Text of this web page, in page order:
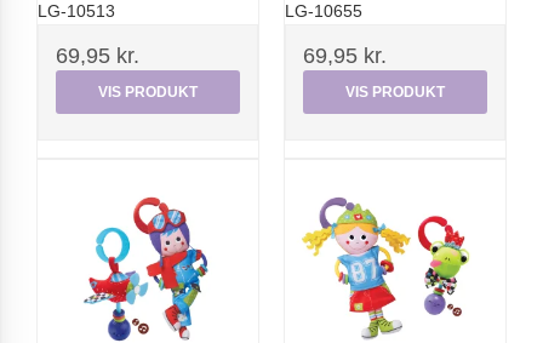
LG-10513
69,95 kr.
VIS PRODUKT
LG-10655
69,95 kr.
VIS PRODUKT